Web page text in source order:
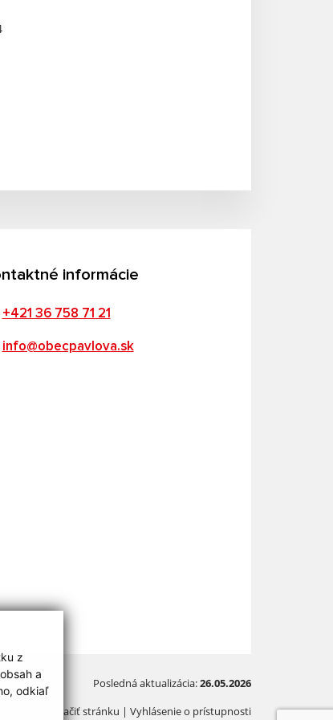
z
a
odkiaľ
informácie
+421 36 758 71 21
info@obecpavlova.sk
Posledná aktualizácia:26.05.2026
Vytlačiť stránku | Vyhlásenie o prístupnosti